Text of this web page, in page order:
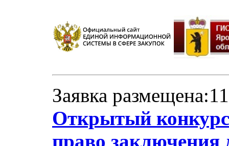
Заявка
Открытый
право заключения